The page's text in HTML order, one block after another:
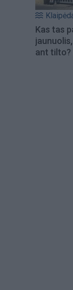
Kas tas
ant tilto?